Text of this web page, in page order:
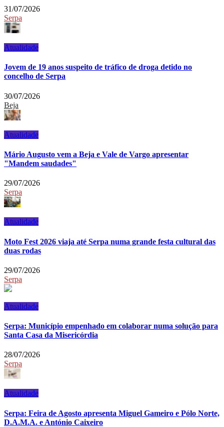
31/07/2026
Serpa
Atualidade
Jovem de 19 anos suspeito de tráfico de droga detido no
concelho de Serpa
30/07/2026
Beja
Atualidade
Mário Augusto vem a Beja e Vale de Vargo apresentar
"Mandem saudades"
29/07/2026
Serpa
Atualidade
Moto Fest 2026 viaja até Serpa numa grande festa cultural das
duas rodas
29/07/2026
Serpa
Atualidade
Serpa: Município empenhado em colaborar numa solução para
Santa Casa da Misericórdia
28/07/2026
Serpa
Atualidade
Serpa: Feira de Agosto apresenta Miguel Gameiro e Pólo Norte,
D.A.M.A. e António Caixeiro